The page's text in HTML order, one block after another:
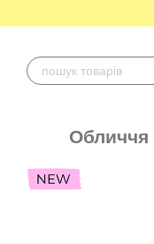
Обличчя